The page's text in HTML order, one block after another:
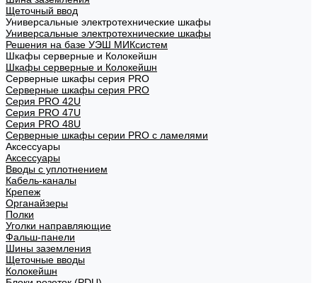
Щеточный ввод
Универсальные электротехнические шкафы
Универсальные электротехнические шкафы
Решения на базе УЭШ МИКсистем
Шкафы серверные и Колокейшн
Шкафы серверные и Колокейшн
Серверные шкафы серия PRO
Серверные шкафы серия PRO
Серия PRO 42U
Серия PRO 47U
Серия PRO 48U
Серверные шкафы серии PRO с ламелями
Аксессуары
Аксессуары
Вводы с уплотнением
Кабель-каналы
Крепеж
Органайзеры
Полки
Уголки направляющие
Фальш-панели
Шины заземления
Щеточные вводы
Колокейшн